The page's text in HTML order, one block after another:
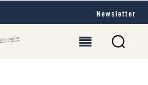
Newsletter